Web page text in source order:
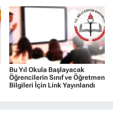
Bu Yıl Okula Başlayacak
Öğrencilerin Sınıf ve Öğretmen
Bilgileri İçin Link Yayınlandı